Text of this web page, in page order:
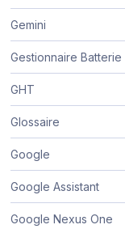
Gemini
Gestionnaire Batterie
GHT
Glossaire
Google
Google Assistant
Google Nexus One